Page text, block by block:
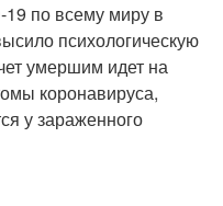
по всему миру в
психологическую
умершим идет на
коронавируса,
у зараженного